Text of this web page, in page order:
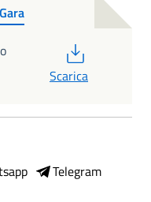
Scarica
Telegram